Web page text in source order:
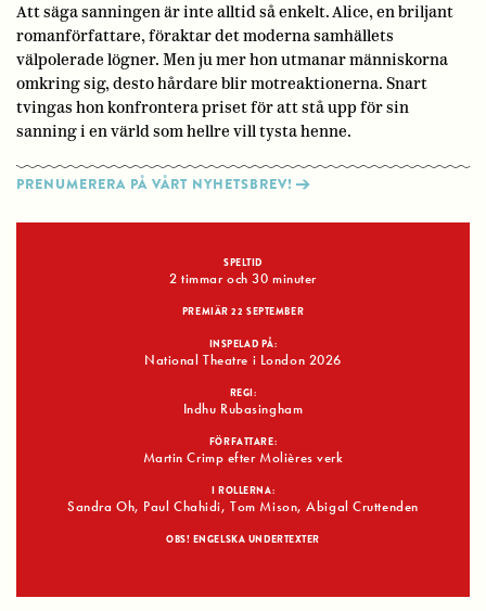
Att säga sanningen är inte alltid så enkelt. Alice, en briljant
romanförfattare, föraktar det moderna samhällets
välpolerade lögner. Men ju mer hon utmanar människorna
omkring sig, desto hårdare blir motreaktionerna. Snart
tvingas hon konfrontera priset för att stå upp för sin
sanning i en värld som hellre vill tysta henne.
PRENUMERERA PÅ VÅRT NYHETSBREV!
SPELTID
2 timmar och 30 minuter
PREMIÄR 22 SEPTEMBER
INSPELAD PÅ:
National Theatre i London 2026
REGI:
Indhu Rubasingham
FÖRFATTARE:
Martin Crimp efter Molières verk
I ROLLERNA:
Sandra Oh, Paul Chahidi, Tom Mison, Abigal Cruttenden
OBS! ENGELSKA UNDERTEXTER